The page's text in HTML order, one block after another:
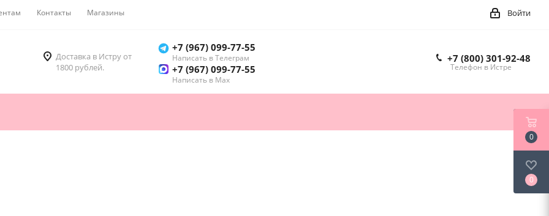
Контакты Магазины Войти
Доставка в Истру от
1800 рублей.
+7 (967) 099-77-55
Написать в Телеграм
+7 (967) 099-77-55
Написать в Мах
+7 (800) 301-92-48
Телефон в Истре
0
0